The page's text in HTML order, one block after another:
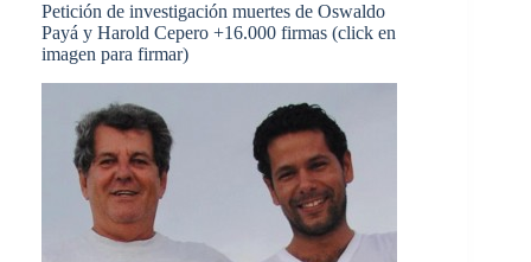
Petición de investigación muertes de Oswaldo
Payá y Harold Cepero +16.000 firmas (click en
imagen para firmar)